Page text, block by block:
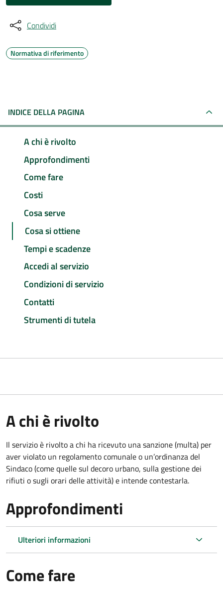
Condividi
Normativa di riferimento
INDICE DELLA PAGINA
A chi è rivolto
Approfondimenti
Come fare
Costi
Cosa serve
Cosa si ottiene
Tempi e scadenze
Accedi al servizio
Condizioni di servizio
Contatti
Strumenti di tutela
A chi è rivolto
Il servizio è rivolto a chi ha ricevuto una sanzione (multa) per
aver violato un regolamento comunale o un’ordinanza del
Sindaco (come quelle sul decoro urbano, sulla gestione dei
rifiuti o sugli orari delle attività) e intende contestarla.
Approfondimenti
Ulteriori informazioni
Come fare